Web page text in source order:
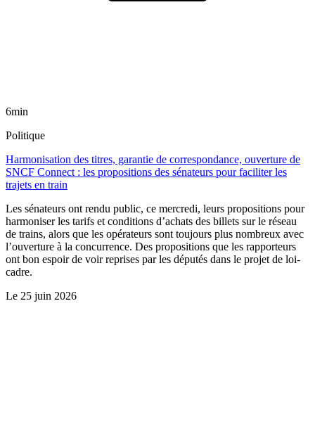
6min
Politique
Harmonisation des titres, garantie de correspondance, ouverture de
SNCF Connect : les propositions des sénateurs pour faciliter les
trajets en train
Les sénateurs ont rendu public, ce mercredi, leurs propositions pour
harmoniser les tarifs et conditions d’achats des billets sur le réseau
de trains, alors que les opérateurs sont toujours plus nombreux avec
l’ouverture à la concurrence. Des propositions que les rapporteurs
ont bon espoir de voir reprises par les députés dans le projet de loi-
cadre.
Le 25 juin 2026